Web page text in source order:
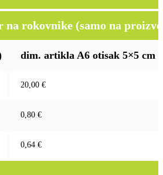
rokovnike (samo na
dim. artikla A6 otisak 5×5 cm
20,00 €
0,80 €
0,64 €